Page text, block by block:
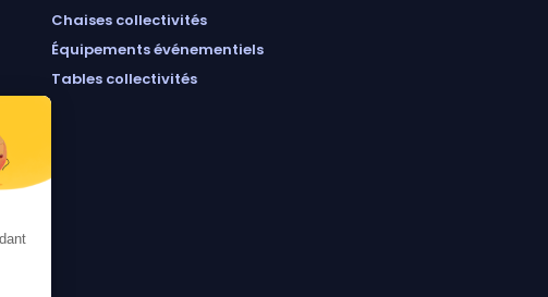
chaises collectivités
équipements événementiels
tables collectivités